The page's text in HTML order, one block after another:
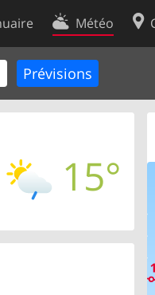
Météo
15°
Contact
Conditions